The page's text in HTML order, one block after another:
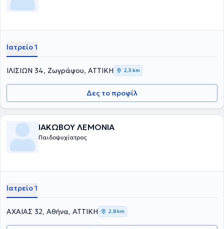
Ιατρείο 1
ΙΛΙΣΙΩΝ 34, Ζωγράφου, ΑΤΤΙΚΗ 2,3 km
Δες το προφίλ
ΙΑΚΩΒΟΥ ΛΕΜΟΝΙΑ
Παιδοψυχίατρος
Ιατρείο 1
ΑΧΑΙΑΣ 32, Αθήνα, ΑΤΤΙΚΗ 2,8 km